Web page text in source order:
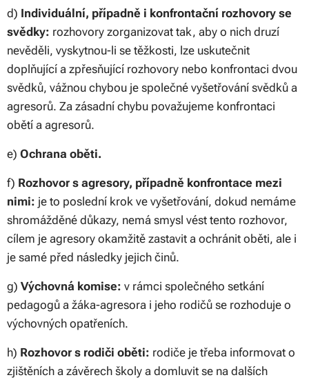
d) Individuální, případně i konfrontační rozhovory se
svědky: rozhovory zorganizovat tak, aby o nich druzí
nevěděli, vyskytnou-li se těžkosti, lze uskutečnit
doplňující a zpřesňující rozhovory nebo konfrontaci dvou
svědků, vážnou chybou je společné vyšetřování svědků a
agresorů. Za zásadní chybu považujeme konfrontaci
obětí a agresorů.
e) Ochrana oběti.
f) Rozhovor s agresory, případně konfrontace mezi
nimi: je to poslední krok ve vyšetřování, dokud nemáme
shromážděné důkazy, nemá smysl vést tento rozhovor,
cílem je agresory okamžitě zastavit a ochránit oběti, ale i
je samé před následky jejich činů.
g) Výchovná komise: v rámci společného setkání
pedagogů a žáka-agresora i jeho rodičů se rozhoduje o
výchovných opatřeních.
h) Rozhovor s rodiči oběti: rodiče je třeba informovat o
zjištěních a závěrech školy a domluvit se na dalších